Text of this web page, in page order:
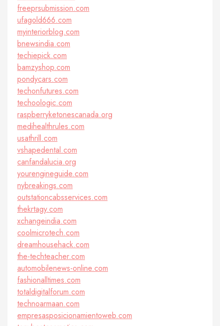
freeprsubmission.com
ufagold666.com
myinteriorblog.com
bnewsindia.com
techiepick.com
bamzyshop.com
pondycars.com
techonfutures.com
techoologic.com
raspberryketonescanada.org
medihealthrules.com
usathrill.com
vshapedental.com
canfandalucia.org
yourengineguide.com
nybreakings.com
outstationcabsservices.com
thekrtagy.com
xchangeindia.com
coolmicrotech.com
dreamhousehack.com
the-techteacher.com
automobilenews-online.com
fashionalltimes.com
totaldigitalforum.com
technoarmaan.com
empresasposicionamientoweb.com